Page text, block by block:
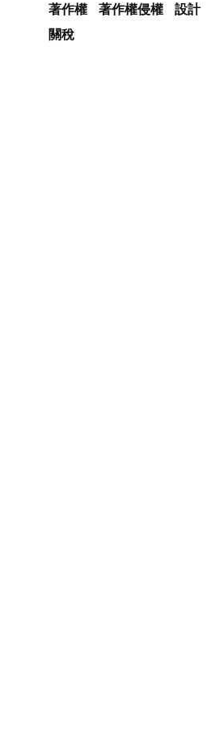
著作權
著作權侵權 設計
關稅